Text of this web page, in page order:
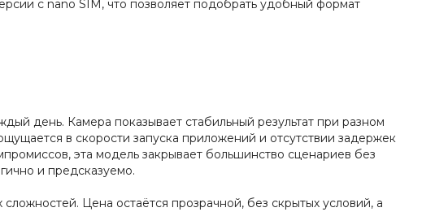
с nano SIM, что позволяет подобрать удобный формат
день. Камера показывает стабильный результат при разном
в скорости запуска приложений и отсутствии задержек
эта модель закрывает большинство сценариев без
и предсказуемо.
Цена остаётся прозрачной, без скрытых условий, а